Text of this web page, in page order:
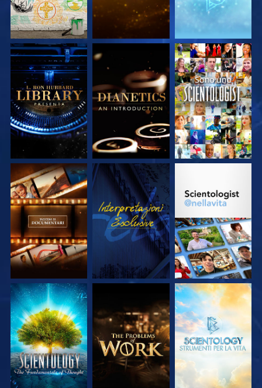
ESPLORA LE
SERIE
ESPLORA LE
SERIE
GUARDA
ESPLORA LE
SERIE
GUARDA
ESPLORA LE
ESPLORA LE
SERIE
ESPLORA LE
SERIE
ESPLORA LE
SERIE